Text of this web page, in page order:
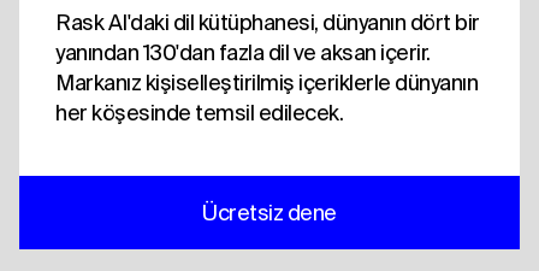
Rask AI'daki dil kütüphanesi, dünyanın dört bir
yanından 130'dan fazla dil ve aksan içerir.
Markanız kişiselleştirilmiş içeriklerle dünyanın
her köşesinde temsil edilecek.
Ücretsiz dene